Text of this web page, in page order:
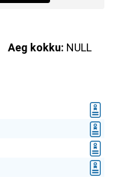
Aeg kokku: NULL